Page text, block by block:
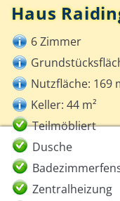
Haus
6 Zimmer
Nutzfläche: 169
Keller: 44 m²
Teilmöbliert
Dusche
Zentralheizung